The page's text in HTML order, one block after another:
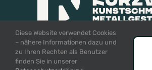
Diese Website verwendet Cookies
– nähere Informationen dazu und
zu Ihren Rechten als Benutzer
finden Sie in unserer